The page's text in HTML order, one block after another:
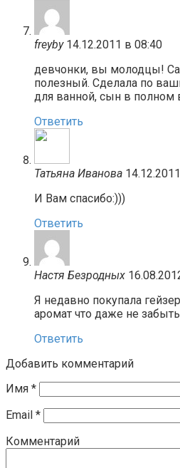
freyby 14.12.2011 в 08:40
девчонки, вы молодцы!
полезный. Сделала по
для ванной, сын в
Ответить
Татьяна Иванова
И Вам спасибо:)))
Ответить
Настя Безродных
Я недавно покупала
аромат что даже не
Ответить
Добавить комментарий
Имя *
Email *
Комментарий